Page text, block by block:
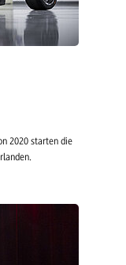
2020 starten die